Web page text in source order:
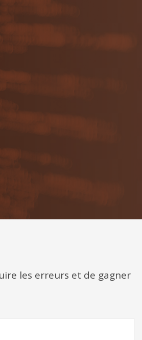
les erreurs et de gagner